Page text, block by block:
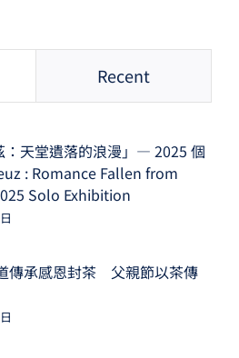
Recent
：天堂遺落的浪漫」— 2025 個
: Romance Fallen from
Solo Exhibition
傳承感恩封茶 父親節以茶傳